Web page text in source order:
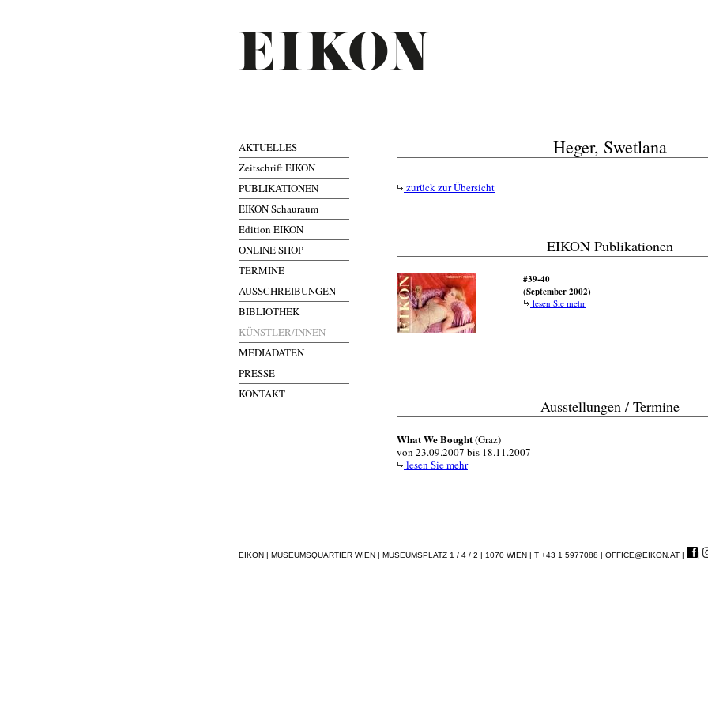
AKTUELLES
Zeitschrift EIKON
PUBLIKATIONEN
EIKON Schauraum
Edition EIKON
ONLINE SHOP
TERMINE
AUSSCHREIBUNGEN
BIBLIOTHEK
KÜNSTLER/INNEN
MEDIADATEN
PRESSE
KONTAKT
Heger, Swetlana
zurück zur Übersicht
EIKON Publikationen
#39-40
(September 2002)
lesen Sie mehr
Ausstellungen / Termine
What We Bought(Graz)
von 23.09.2007 bis 18.11.2007
lesen Sie mehr
EIKON | MUSEUMSQUARTIER WIEN | MUSEUMSPLATZ 1 / 4 / 2 | 1070 WIEN | T +43 1 5977088 | OFFICE@EIKON.AT | |